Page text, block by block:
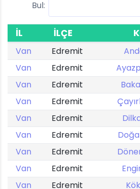
Bul:
İL İLÇE
Van Edremit
Van
Edremit
Van
Edremit
Van
Edremit
Van
Edremit
Van
Edremit
Van
Edremit
Van
Edremit
Van
Edremit